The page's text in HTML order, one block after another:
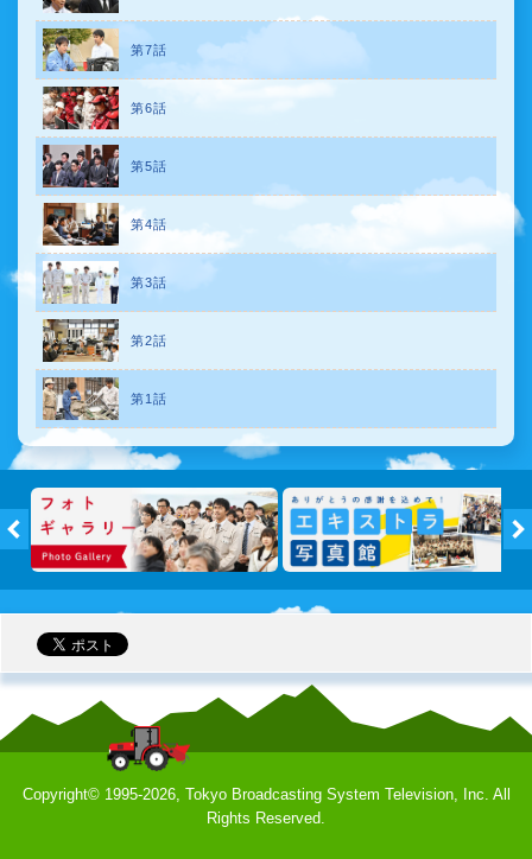
第7話
第6話
第5話
第4話
第3話
第2話
第1話
トピックス
フォト
←
Copyright©1995-2026, Tokyo Broadcasting System Television, Inc. All
Rights Reserved.